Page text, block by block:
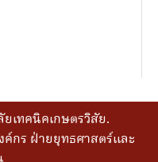
เทคนิคเกษตรวิสัย.
กร ฝ่ายยุทธศาสตร์และ